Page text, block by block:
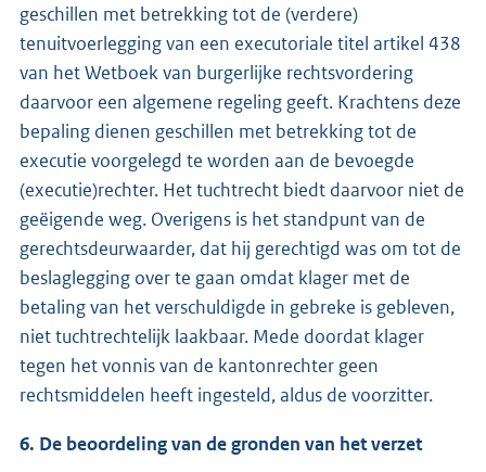
geschillen met betrekking tot de (verdere)
tenuitvoerlegging van een executoriale titel artikel 438
van het Wetboek van burgerlijke rechtsvordering
daarvoor een algemene regeling geeft. Krachtens deze
bepaling dienen geschillen met betrekking tot de
executie voorgelegd te worden aan de bevoegde
(executie)rechter. Het tuchtrecht biedt daarvoor niet de
geëigende weg. Overigens is het standpunt van de
gerechtsdeurwaarder, dat hij gerechtigd was om tot de
beslaglegging over te gaan omdat klager met de
betaling van het verschuldigde in gebreke is gebleven,
niet tuchtrechtelijk laakbaar. Mede doordat klager
tegen het vonnis van de kantonrechter geen
rechtsmiddelen heeft ingesteld, aldus de voorzitter.
6. De beoordeling van de gronden van het verzet